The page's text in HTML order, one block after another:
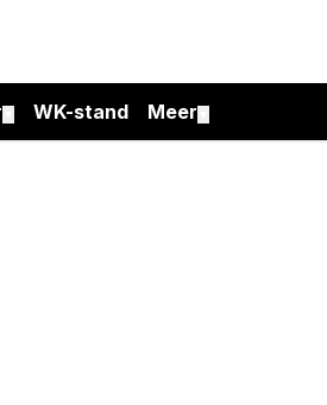
WK-stand Meer